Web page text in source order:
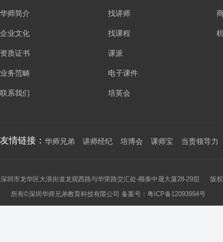
华师简介
企业文化
资质证书
业务范畴
联系我们
找讲师
找课程
课派
电子课件
培英会
友情链接： 华师兄弟 讲师经纪 培博会 课师宝 当责领导力
深圳市龙华区大浪街道龙观西路与华荣路交汇处-顺泰中晟大厦28-29层 版权
所有©深圳华师兄弟教育科技有限公司 备案号： 粤ICP备12093994号